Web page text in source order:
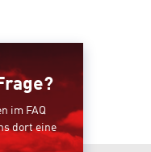
im FAQ
dort eine